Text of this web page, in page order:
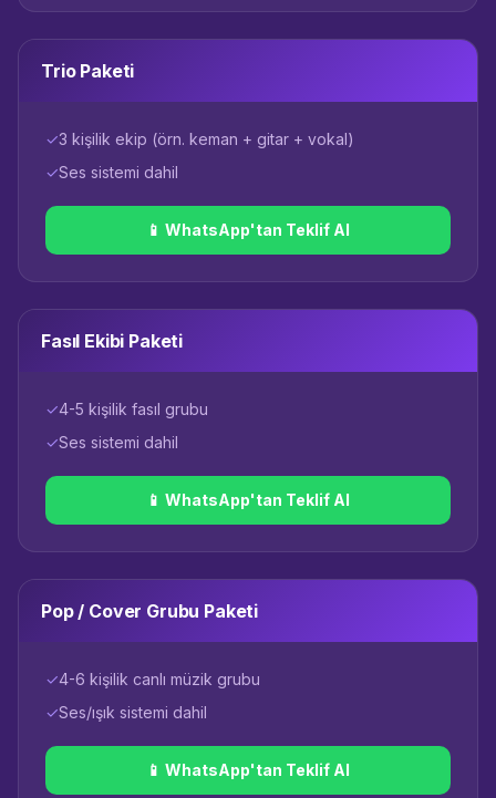
Trio Paketi
✓3 kişilik ekip (örn. keman + gitar + vokal)
✓Ses sistemi dahil
📱 WhatsApp'tan Teklif Al
Fasıl Ekibi Paketi
✓4-5 kişilik fasıl grubu
✓Ses sistemi dahil
📱 WhatsApp'tan Teklif Al
Pop / Cover Grubu Paketi
✓4-6 kişilik canlı müzik grubu
✓Ses/ışık sistemi dahil
📱 WhatsApp'tan Teklif Al